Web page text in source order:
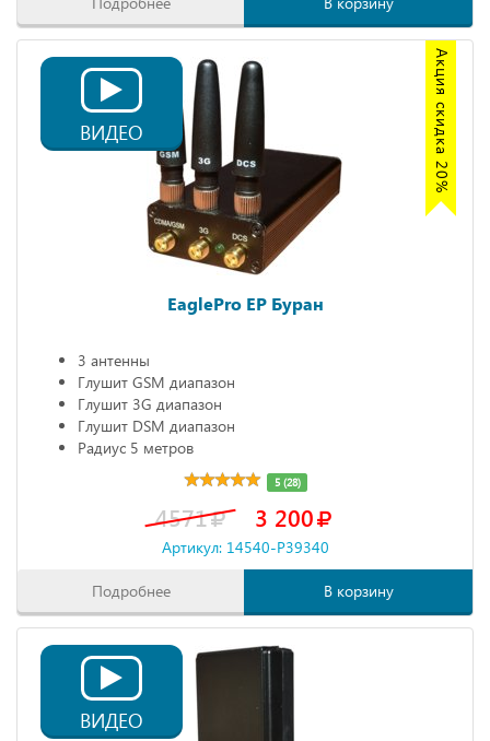
Акция скидка 20%
ВИДЕО
EaglePro EP Буран
3 антенны
Глушит GSM диапазон
Глушит 3G диапазон
Глушит DSM диапазон
Радиус 5 метров
5 (28)
4571 3 200
Артикул: 14540-P39340
Подробнее В корзину
ВИДЕО